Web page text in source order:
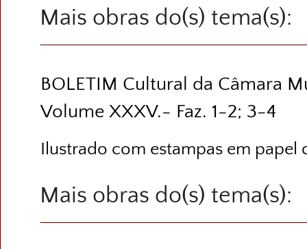
Mais obras do(s)
BOLETIM Cultural da Câmara
Volume XXXV.- Faz. 1-2; 3-4
Ilustrado com estampas em papel
Mais obras do(s)